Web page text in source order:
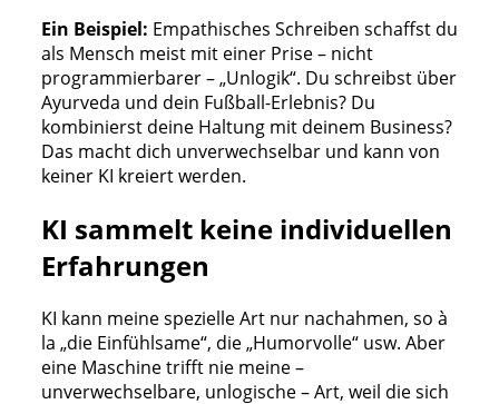
Ein Beispiel: Empathisches Schreiben schaffst du
als Mensch meist mit einer Prise – nicht
programmierbarer – „Unlogik“. Du schreibst über
Ayurveda und dein Fußball-Erlebnis? Du
kombinierst deine Haltung mit deinem Business?
Das macht dich unverwechselbar und kann von
keiner KI kreiert werden.
KI sammelt keine individuellen
Erfahrungen
KI kann meine spezielle Art nur nachahmen, so à
la „die Einfühlsame“, die „Humorvolle“ usw. Aber
eine Maschine trifft nie meine –
unverwechselbare, unlogische – Art, weil die sich